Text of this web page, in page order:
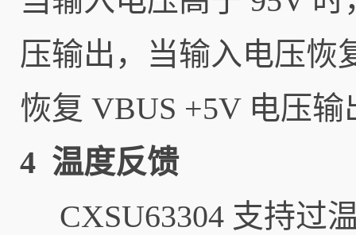
压输出，当输入电压恢
恢复 VBUS +5V 电压输
4 温度反馈
CXSU63304 支持过